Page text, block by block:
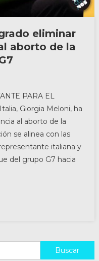
eliminar
aborto de la
PARA EL
Giorgia Meloni, ha
al aborto de la
se alinea con las
italiana y
del grupo G7 hacia
Buscar: